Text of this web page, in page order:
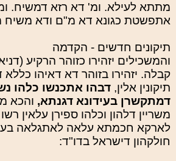
מתתא לעילא. ומ' דא רזא דמשיח.
אתפשטת כגונא דא מ"ם ודא משיח
תיקונים חדשים - הקדמה
והמשכילים יזהירו כזוהר הרקיע
קבלה. יזהירו בזוהר דא דאיהו כללא
תיקונין אלין, דבהו אתכנשו כלהו
דמתקשרן בעידונא דגנתא, והכא
משריין דלהון וכלהו ספירן עלאין
לארקא חכמתא עלאה לאתגלאה
חולקהון דישראל בדו"ד: